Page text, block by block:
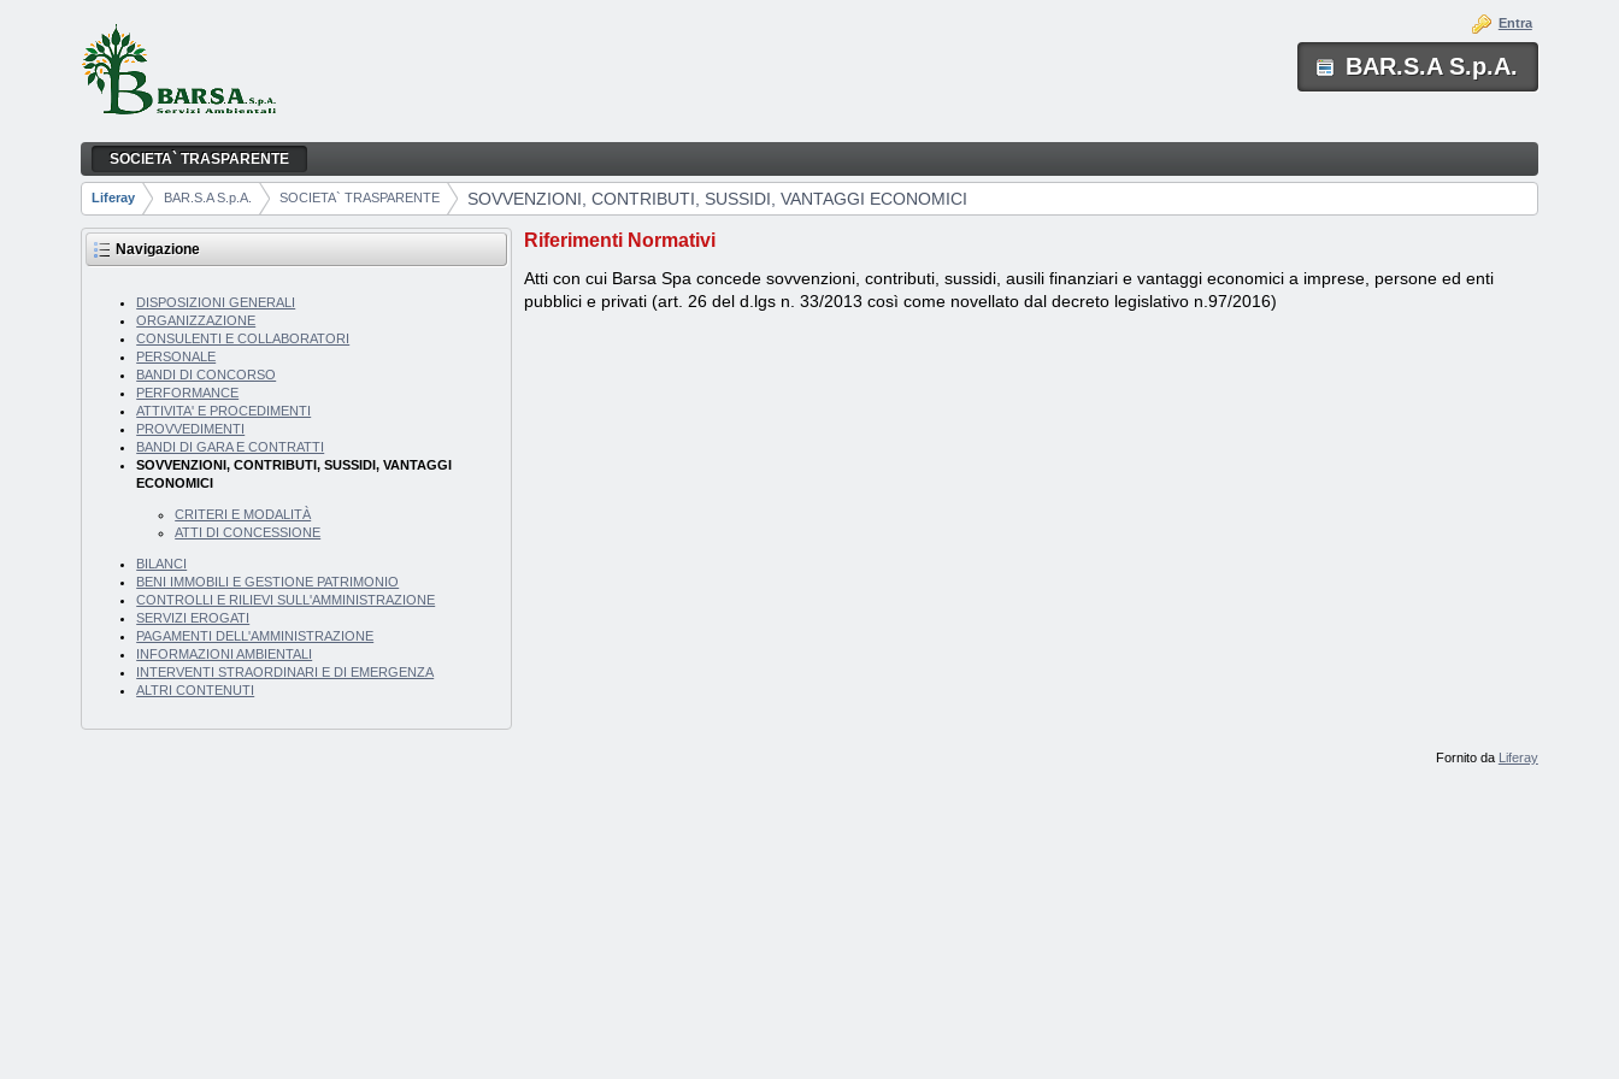
Salta al contenuto
BAR.S.A S.p.A.
SOVVENZIONI, CONTRIBUTI, SUSSIDI, VANTAGGI ECONOMICI
Entra
Navigazione
SOCIETA` TRASPARENTE
Breadcrumb
Liferay BAR.S.A S.p.A. SOCIETA` TRASPARENTE SOVVENZIONI, CONTRIBUTI, SUSSIDI, VANTAGGI ECONOMICI
Navigazione
DISPOSIZIONI GENERALI
ORGANIZZAZIONE
CONSULENTI E COLLABORATORI
PERSONALE
BANDI DI CONCORSO
PERFORMANCE
ATTIVITA' E PROCEDIMENTI
PROVVEDIMENTI
BANDI DI GARA E CONTRATTI
SOVVENZIONI, CONTRIBUTI, SUSSIDI, VANTAGGI
ECONOMICI
CRITERI E MODALITÀ
ATTI DI CONCESSIONE
BILANCI
BENI IMMOBILI E GESTIONE PATRIMONIO
CONTROLLI E RILIEVI SULL'AMMINISTRAZIONE
SERVIZI EROGATI
PAGAMENTI DELL'AMMINISTRAZIONE
INFORMAZIONI AMBIENTALI
INTERVENTI STRAORDINARI E DI EMERGENZA
ALTRI CONTENUTI
Riferimenti Normativi
Atti con cui Barsa Spa concede sovvenzioni, contributi, sussidi, ausili finanziari e vantaggi economici a imprese, persone ed enti
pubblici e privati (art. 26 del d.lgs n. 33/2013 così come novellato dal decreto legislativo n.97/2016)
Fornito da Liferay